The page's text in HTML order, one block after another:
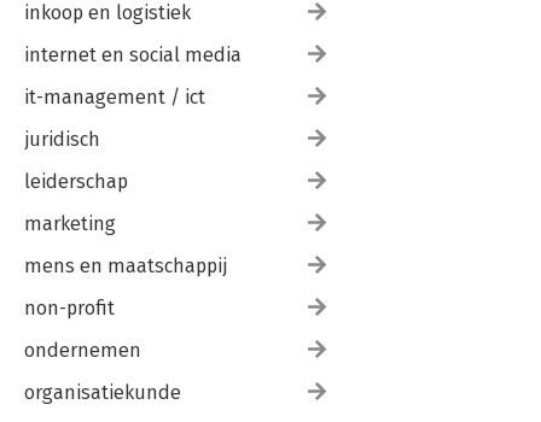
inkoop en logistiek
internet en social media
it-management / ict
juridisch
leiderschap
marketing
mens en maatschappij
non-profit
ondernemen
organisatiekunde